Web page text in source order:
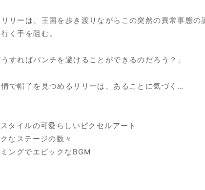
リーは、王国を歩き渡りながらこの突然の異常事態
く手を阻む。
うすればパンチを避けることができるのだろう？」
で帽子を見つめるリリーは、あることに気づく…
タイルの可愛らしいピクセルアート
なステージの数々
ングでエピックなBGM